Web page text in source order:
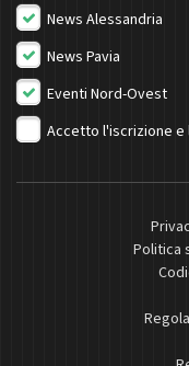
News Alessandria
News Pavia
Eventi Nord-Ovest
Accetto l'iscrizione e
Politica